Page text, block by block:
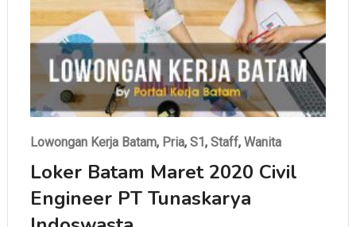
Lowongan Kerja Batam, Pria, S1, Staff, Wanita
Loker Batam Maret 2020 Civil
Engineer PT Tunaskarya